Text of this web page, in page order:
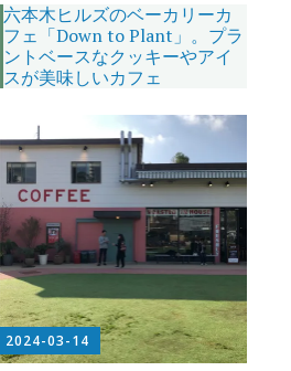
六本木ヒルズのベーカリーカ
フェ「Down to Plant」。プラ
ントベースなクッキーやアイ
スが美味しいカフェ
2024-03-14